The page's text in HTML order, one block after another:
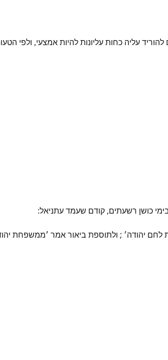
עליה כחות עליונות להיות אמצעי, ולפי
כושן רשעתים, קודם שעמד עתניאל:
לחם יהודה׳ ; ולתוספת ביאור אמר ׳ממשפחת